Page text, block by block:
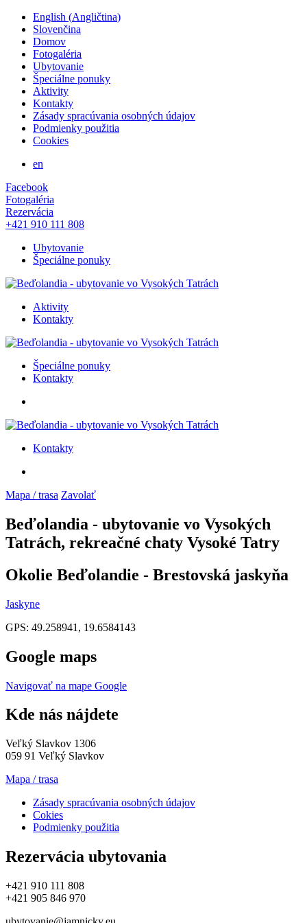
English (Angličtina)
Slovenčina
Domov
Fotogaléria
Ubytovanie
Špeciálne ponuky
Aktivity
Kontakty
Zásady spracúvania osobných údajov
Podmienky použitia
Cookies
en
Facebook
Fotogaléria
Rezervácia
+421 910 111 808
Ubytovanie
Špeciálne ponuky
Aktivity
Kontakty
Špeciálne ponuky
Kontakty
Kontakty
Mapa / trasa Zavolať
Beďolandia - ubytovanie vo Vysokých
Tatrách, rekreačné chaty Vysoké Tatry
Okolie Beďolandie - Brestovská jaskyňa
Jaskyne
GPS: 49.258941, 19.6584143
Google maps
Navigovať na mape Google
Kde nás nájdete
Veľký Slavkov 1306
059 91 Veľký Slavkov
Mapa / trasa
Zásady spracúvania osobných údajov
Cokies
Podmienky použitia
Rezervácia ubytovania
+421 910 111 808
+421 905 846 970